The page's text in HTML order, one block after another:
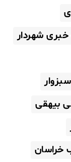
شهردار
بیهقی
خراسان